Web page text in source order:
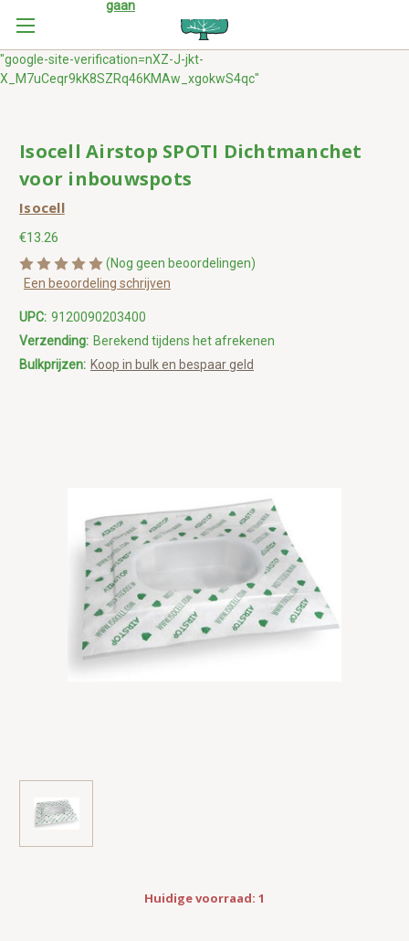
"google-site-verification=nXZ-J-jkt-
X_M7uCeqr9kK8SZRq46KMAw_xgokwS4qc"
gaan
Isocell Airstop SPOTI Dichtmanchet
voor inbouwspots
Isocell
€13.26
(Nog geen beoordelingen)
Een beoordeling schrijven
UPC: 9120090203400
Verzending: Berekend tijdens het afrekenen
Bulkprijzen: Koop in bulk en bespaar geld
Huidige voorraad: 1